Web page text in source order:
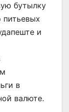
бутылку
и
в
валюте.